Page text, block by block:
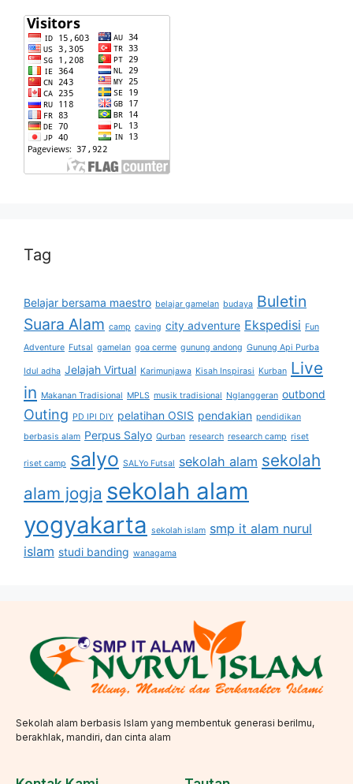
Tag
Belajar bersama maestro belajar gamelan budaya Buletin
Suara Alam camp caving city adventure Ekspedisi Fun
Adventure Futsal gamelan goa cerme gunung andong Gunung Api Purba
Idul adha Jelajah Virtual Karimunjawa Kisah Inspirasi Kurban Live
in Makanan Tradisional MPLS musik tradisional Nglanggeran outbond
Outing PD IPI DIY pelatihan OSIS pendakian pendidikan
berbasis alam Perpus Salyo Qurban research research camp riset
riset camp salyo SALYo Futsal sekolah alam sekolah
alam jogja sekolah alam
yogyakarta sekolah islam smp it alam nurul
islam studi banding wanagama
Sekolah alam berbasis Islam yang membentuk generasi berilmu,
berakhlak, mandiri, dan cinta alam